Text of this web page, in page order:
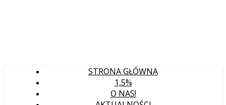
STRONA GŁÓWNA
1,5%
O NAS!